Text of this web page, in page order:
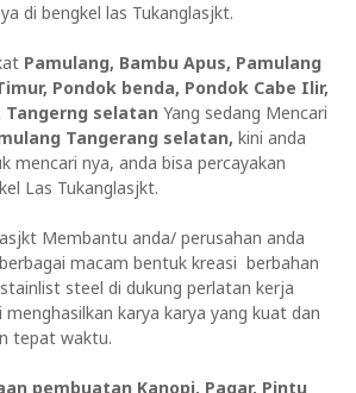
di bengkel las Tukanglasjkt.
Pamulang, Bambu Apus, Pamulang
Pondok benda, Pondok Cabe Ilir,
Tangerng selatan Yang sedang Mencari
Tangerang selatan, kini anda
mencari nya, anda bisa percayakan
Las Tukanglasjkt.
Membantu anda/ perusahan anda
macam bentuk kreasi berbahan
steel di dukung perlatan kerja
karya karya yang kuat dan
tepat waktu.
pembuatan Kanopi, Pagar, Pintu